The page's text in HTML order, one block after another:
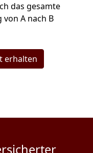
das gesamte
A nach B
erhalten